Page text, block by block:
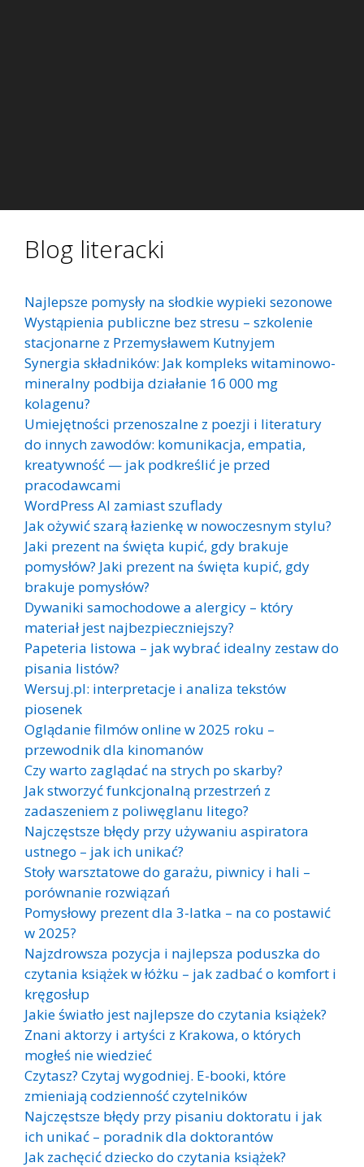
Blog literacki
Najlepsze pomysły na słodkie wypieki sezonowe
Wystąpienia publiczne bez stresu – szkolenie
stacjonarne z Przemysławem Kutnyjem
Synergia składników: Jak kompleks witaminowo-
mineralny podbija działanie 16 000 mg
kolagenu?
Umiejętności przenoszalne z poezji i literatury
do innych zawodów: komunikacja, empatia,
kreatywność — jak podkreślić je przed
pracodawcami
WordPress AI zamiast szuflady
Jak ożywić szarą łazienkę w nowoczesnym stylu?
Jaki prezent na święta kupić, gdy brakuje
pomysłów? Jaki prezent na święta kupić, gdy
brakuje pomysłów?
Dywaniki samochodowe a alergicy – który
materiał jest najbezpieczniejszy?
Papeteria listowa – jak wybrać idealny zestaw do
pisania listów?
Wersuj.pl: interpretacje i analiza tekstów
piosenek
Oglądanie filmów online w 2025 roku –
przewodnik dla kinomanów
Czy warto zaglądać na strych po skarby?
Jak stworzyć funkcjonalną przestrzeń z
zadaszeniem z poliwęglanu litego?
Najczęstsze błędy przy używaniu aspiratora
ustnego – jak ich unikać?
Stoły warsztatowe do garażu, piwnicy i hali –
porównanie rozwiązań
Pomysłowy prezent dla 3-latka – na co postawić
w 2025?
Najzdrowsza pozycja i najlepsza poduszka do
czytania książek w łóżku – jak zadbać o komfort i
kręgosłup
Jakie światło jest najlepsze do czytania książek?
Znani aktorzy i artyści z Krakowa, o których
mogłeś nie wiedzieć
Czytasz? Czytaj wygodniej. E-booki, które
zmieniają codzienność czytelników
Najczęstsze błędy przy pisaniu doktoratu i jak
ich unikać – poradnik dla doktorantów
Jak zachęcić dziecko do czytania książek?